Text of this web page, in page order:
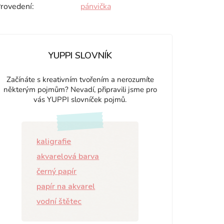
: pánvička
YUPPI SLOVNÍK
Začínáte s kreativním tvořením a nerozumíte
některým pojmům? Nevadí, připravili jsme pro
vás YUPPI slovníček pojmů.
kaligrafie
akvarelová barva
černý papír
papír na akvarel
vodní štětec